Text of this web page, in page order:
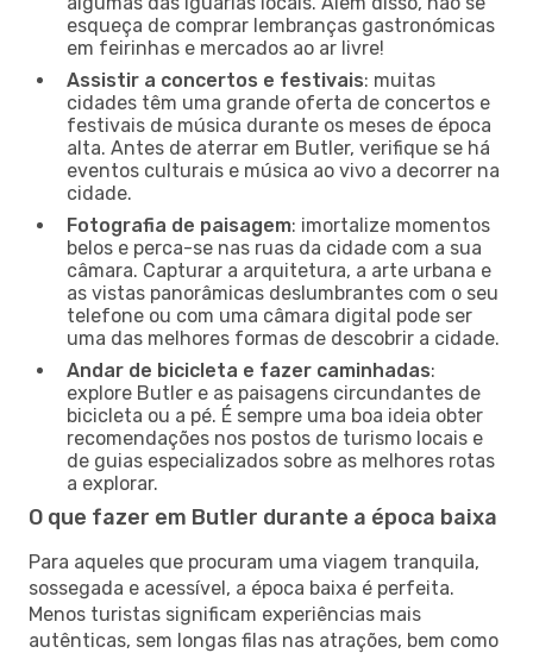
esqueça de comprar lembranças gastronómicas
em feirinhas e mercados ao ar livre!
Assistir a concertos e festivais: muitas
cidades têm uma grande oferta de concertos e
festivais de música durante os meses de época
alta. Antes de aterrar em Butler, verifique se há
eventos culturais e música ao vivo a decorrer na
cidade.
Fotografia de paisagem: imortalize momentos
belos e perca-se nas ruas da cidade com a sua
câmara. Capturar a arquitetura, a arte urbana e
as vistas panorâmicas deslumbrantes com o seu
telefone ou com uma câmara digital pode ser
uma das melhores formas de descobrir a cidade.
Andar de bicicleta e fazer caminhadas:
explore Butler e as paisagens circundantes de
bicicleta ou a pé. É sempre uma boa ideia obter
recomendações nos postos de turismo locais e
de guias especializados sobre as melhores rotas
a explorar.
O que fazer em Butler durante a época baixa
Para aqueles que procuram uma viagem tranquila,
sossegada e acessível, a época baixa é perfeita.
Menos turistas significam experiências mais
autênticas, sem longas filas nas atrações, bem como